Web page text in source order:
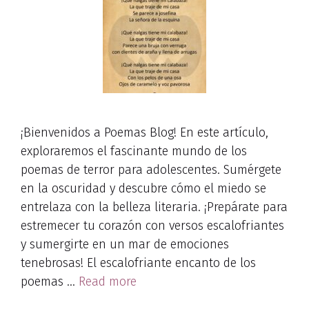
¡Bienvenidos a Poemas Blog! En este artículo,
exploraremos el fascinante mundo de los
poemas de terror para adolescentes. Sumérgete
en la oscuridad y descubre cómo el miedo se
entrelaza con la belleza literaria. ¡Prepárate para
estremecer tu corazón con versos escalofriantes
y sumergirte en un mar de emociones
tenebrosas! El escalofriante encanto de los
poemas … Read more